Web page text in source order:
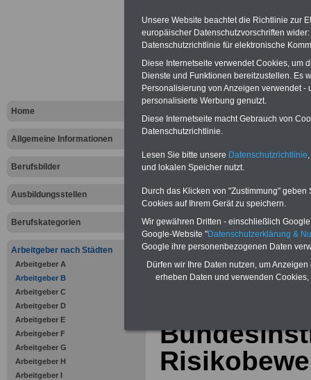
Home
Allgemeine Informationen
Berufsbilder
Ausbildungsstellen
Berufskategorien
Arbeitgeber nach Städten
Arbeitgeber A
Arbeitgeber B
Arbeitgeber C
Arbeitgeber D
Arbeitgeber E
Arbeitgeber F
Arbeitgeber G
Arbeitgeber H
Arbeitgeber I
Vorteile für den öffentlichen
Vergleichen und sparen
Bausparen schon ab 16 Jahren
Berufsunfähigkeitsabsicherung
Online-Vergleich Gesetzliche
Krankenkassen
Krankenversicherung
zurück zur
Unsere Website beachtet die Richtlinie zur
europäischer Datenschutzvorschriften
Datenschutzrichtlinie für elektronische
Diese Internetseite verwendet Cookies, um
Dienste und Funktionen bereitzustellen. Es
Personalisierung von Anzeigen verwendet
personalisierte Werbung genutzt.
Diese Internetseite macht Gebrauch von
Datenschutzrichtlinie.
Lesen Sie bitte unsere Datenschutzrichtlinie
und lokalen Speicher nutzt.
Durch das Klicken von "Zustimmung"
Cookies auf Ihrem Gerät zu speichern.
Wir gewähren Dritten - einschließlich
Google-Website "Datenschutzerklärung &
Google ihre personenbezogenen Daten
Dürfen wir Ihre Daten nutzen, um
erheben Daten und verwenden